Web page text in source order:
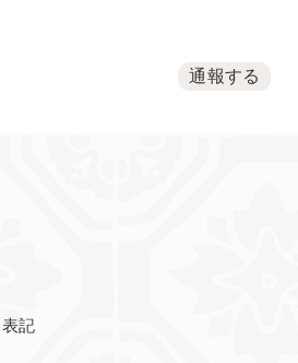
通報する
記